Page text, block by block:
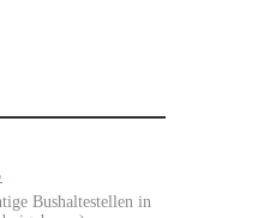
Bushaltestellen in